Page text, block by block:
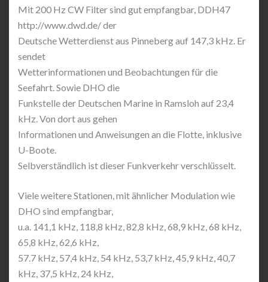
Mit 200 Hz CW Filter sind gut empfangbar, DDH47
http://www.dwd.de/ der
Deutsche Wetterdienst aus Pinneberg auf 147,3 kHz. Er
sendet
Wetterinformationen und Beobachtungen für die
Seefahrt. Sowie DHO die
Funkstelle der Deutschen Marine in Ramsloh auf 23,4
kHz. Von dort aus gehen
Informationen und Anweisungen an die Flotte, inklusive
U-Boote.
Selbverständlich ist dieser Funkverkehr verschlüsselt.
Viele weitere Stationen, mit ähnlicher Modulation wie
DHO sind empfangbar,
u.a. 141,1 kHz, 118,8 kHz, 82,8 kHz, 68,9 kHz, 68 kHz,
65,8 kHz, 62,6 kHz,
57.7 kHz, 57,4 kHz, 54 kHz, 53,7 kHz, 45,9 kHz, 40,7
kHz, 37,5 kHz, 24 kHz,